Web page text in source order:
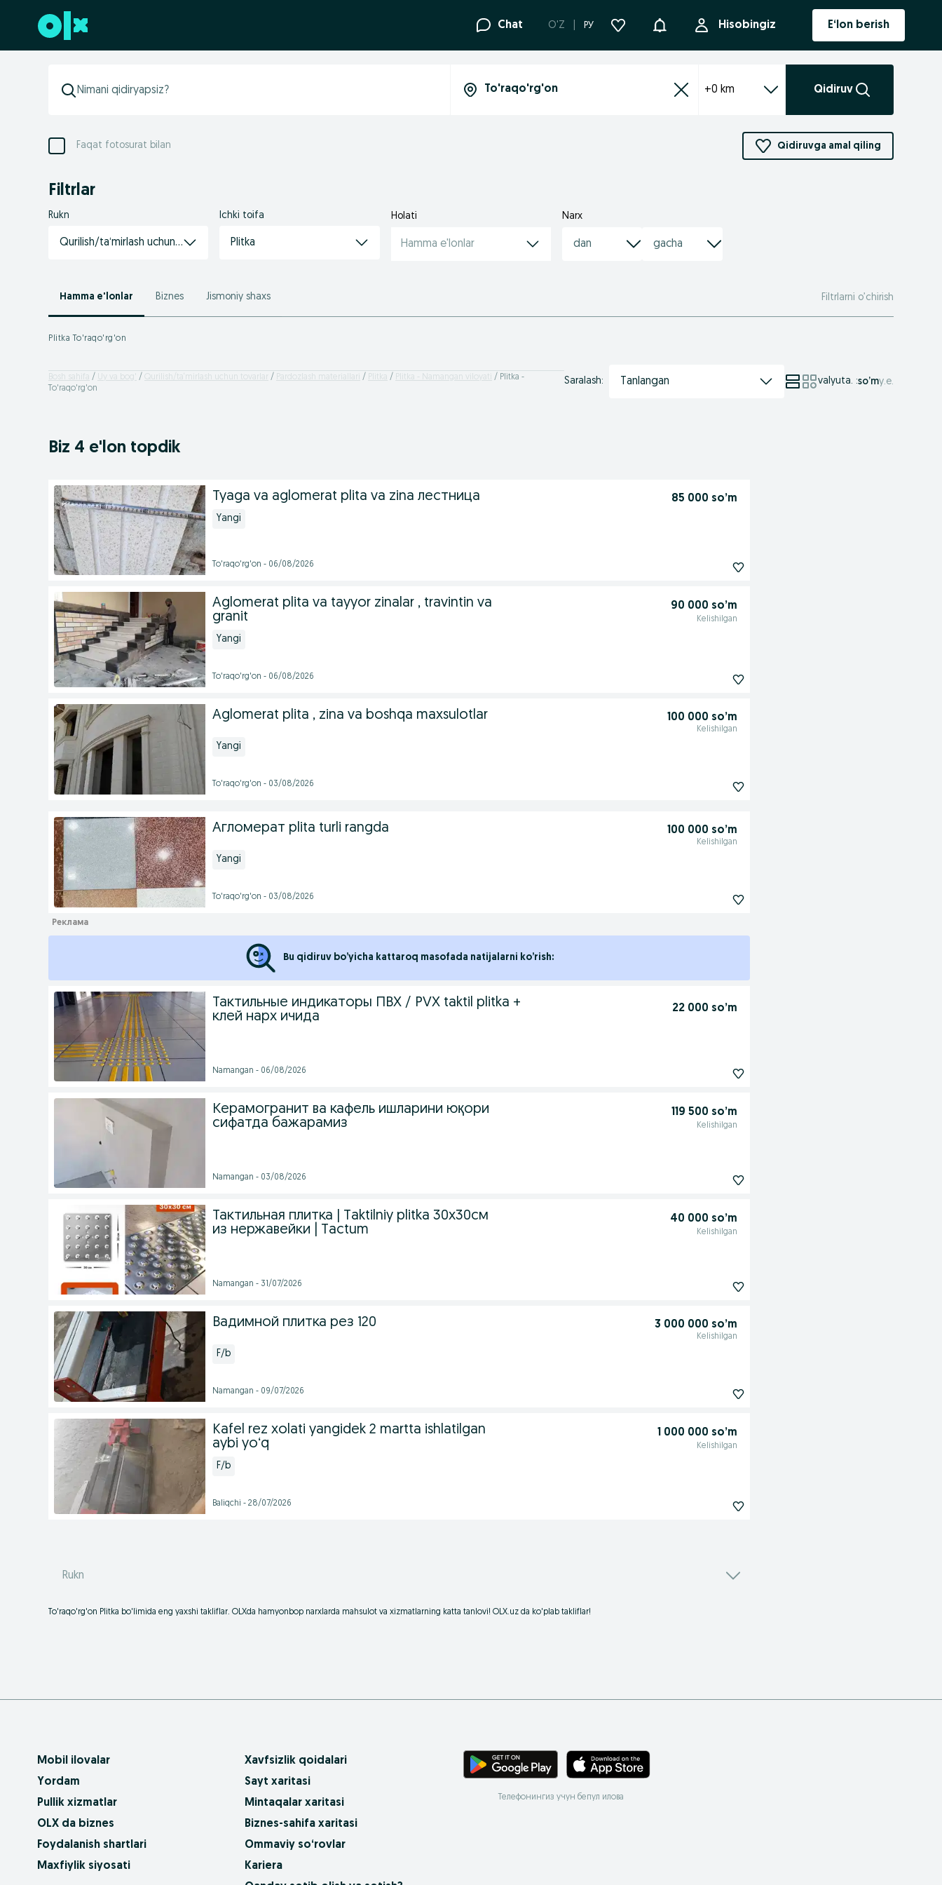
Futerga oʻtish Chat O'Z РУ Bildirishnoma Hisobingiz E‘lon berish
+0 km Qidiruv
Faqat fotosurat bilan Qidiruvga amal qiling
Filtrlar
Rukn
Qurilish/ta‘mirlash uchun tovarlar
Ichki toifa
Plitka
Holati
Hamma e'lonlar
Narx
Hamma e'lonlar Biznes Jismoniy shaxs Filtrlarni o’chirish
Plitka To'raqo'rg'on
Bosh sahifa Uy va bog' Qurilish/ta‘mirlash uchun tovarlar Pardozlash materiallari Plitka Plitka - Namangan viloyati
Plitka -
To'raqo'rg'on
Saralash: Tanlangan valyuta. :so’mу.е.
Biz 4 e'lon topdik
Tyaga va aglomerat plita va zina лестница 85 000 so’m
Yangi
To'raqo'rg'on - 06/08/2026
Aglomerat plita va tayyor zinalar , travintin va
granit
90 000 so’m
Kelishilgan
Yangi
To'raqo'rg'on - 06/08/2026
Aglomerat plita , zina va boshqa maxsulotlar 100 000 so’m
Kelishilgan
Yangi
To'raqo'rg'on - 03/08/2026
Агломерат plita turli rangda 100 000 so’m
Kelishilgan
Yangi
To'raqo'rg'on - 03/08/2026
Bu qidiruv bo’yicha kattaroq masofada natijalarni ko’rish:
Тактильные индикаторы ПВХ / PVX taktil plitka +
клей нарх ичида
22 000 so’m
Namangan - 06/08/2026
Керамогранит ва кафель ишларини юқори
сифатда бажарамиз
119 500 so’m
Kelishilgan
Namangan - 03/08/2026
Тактильная плитка | Taktilniy plitka 30х30см
из нержавейки | Tactum
40 000 so’m
Kelishilgan
Namangan - 31/07/2026
Вадимной плитка рез 120 3 000 000 so’m
Kelishilgan
F/b
Namangan - 09/07/2026
Kafel rez xolati yangidek 2 martta ishlatilgan
aybi yoʻq
1 000 000 so’m
Kelishilgan
F/b
Baliqchi - 28/07/2026
Rukn
To'raqo'rg'on Plitka bo'limida eng yaxshi takliflar. OLXda hamyonbop narxlarda mahsulot va xizmatlarning katta tanlovi! OLX.uz da ko'plab takliflar!
Mobil ilovalar
Yordam
Pullik xizmatlar
OLX da biznes
Foydalanish shartlari
Maxfiylik siyosati
Xavfsizlik qoidalari
Sayt xaritasi
Mintaqalar xaritasi
Biznes-sahifa xaritasi
Ommaviy so‘rovlar
Kariera
Телефонингиз учун бепул илова